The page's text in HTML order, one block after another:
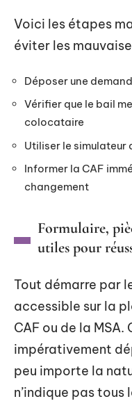
Voici les étapes
éviter les
Déposer une
Vérifier que le bail
colocataire
Utiliser le simulateur
Informer la CAF
changement
Formulaire,
utiles pour
Tout démarre par
accessible sur la
CAF ou de la
impérativement
peu importe la
n’indique pas tous